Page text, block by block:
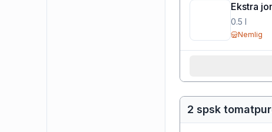
Ekstra
0.5 l
Nemlig
2 spsk